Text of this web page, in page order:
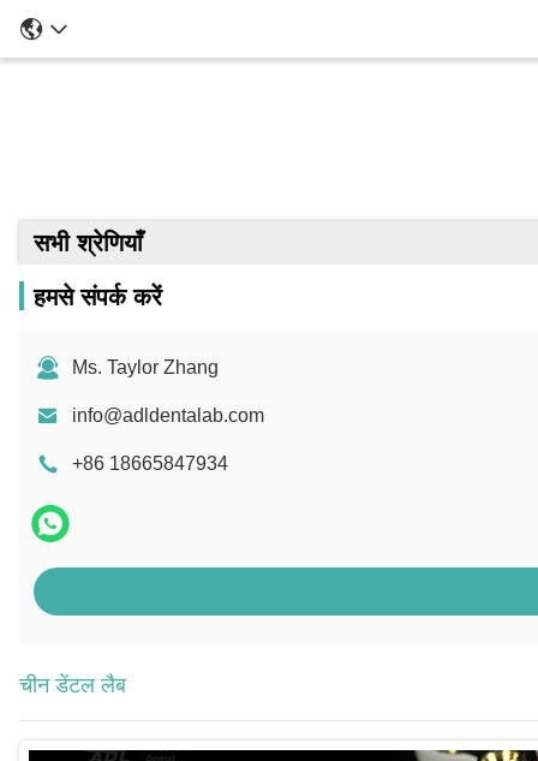
सभी श्रेणियाँ
हमसे संपर्क करें
Ms. Taylor Zhang
info@adldentalab.com
+86 18665847934
चीन डेंटल लैब